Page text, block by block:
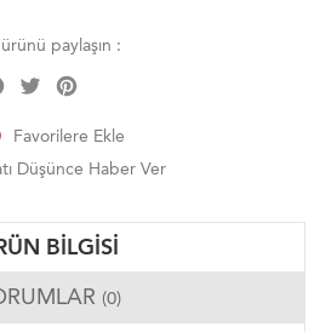
paylaşın :
Facebook
Twitter
Favorilere Ekle
Düşünce Haber Ver
BILGISI
(0)